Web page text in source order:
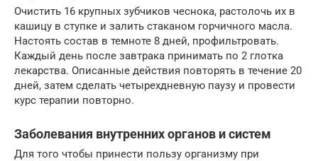
Очистить 16 крупных зубчиков чеснока, растолочь их в
кашицу в ступке и залить стаканом горчичного масла.
Настоять состав в темноте 8 дней, профильтровать.
Каждый день после завтрака принимать по 2 глотка
лекарства. Описанные действия повторять в течение 20
дней, затем сделать четырехдневную паузу и провести
курс терапии повторно.
Заболевания внутренних органов и систем
Для того чтобы принести пользу организму при